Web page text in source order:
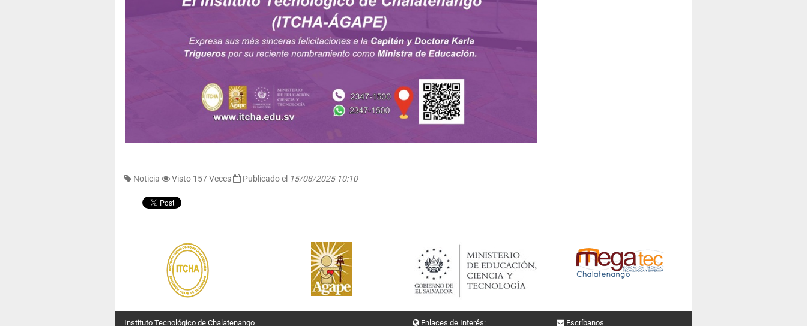
Noticia Visto 157 Veces Publicado el 15/08/2025 10:10
Instituto Tecnológico de Chalatenango Enlaces de Interés: Escríbanos